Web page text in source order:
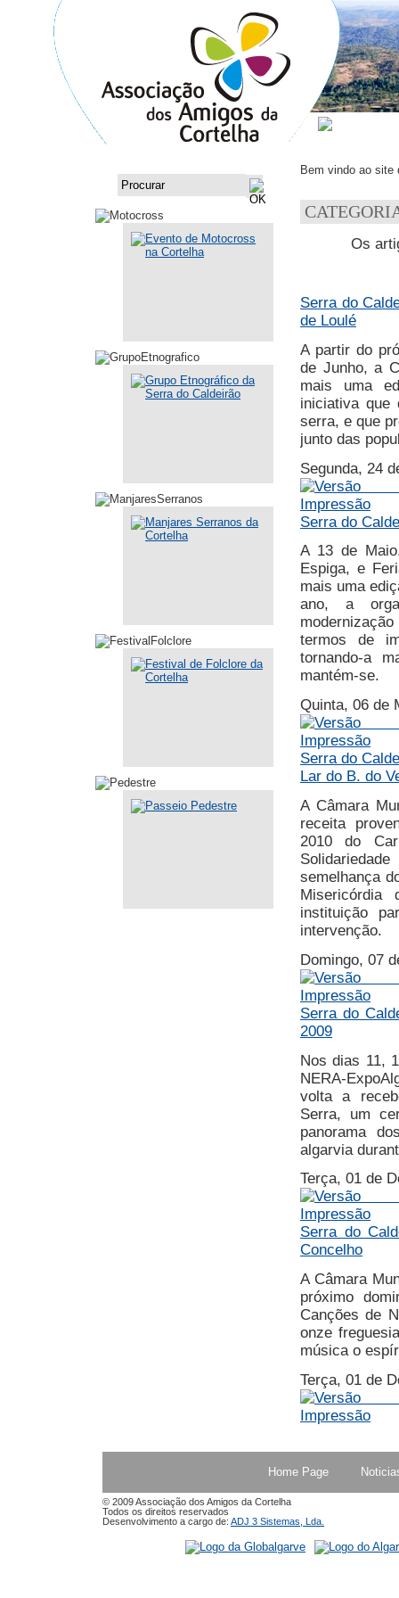
Bem vindo ao site
Os
Serra do
de Loulé
A partir do
de Junho, a
mais uma
iniciativa que
serra, e que
junto das
Segunda, 24
Serra do
A 13 de
Espiga, e
mais uma
ano, a
termos de
tornando-a
mantém-se.
Quinta, 06 de
Serra do
Lar do B. do
A Câmara
receita
2010 do
semelhança
Misericórdia
instituição
intervenção.
Domingo, 07
Serra do
2009
Nos dias 11,
NERA-
volta a
Serra, um
panorama
algarvia
Terça, 01 de
Serra do
Concelho
A Câmara
próximo
Canções de
onze
música o
Terça, 01 de
Home Page
© 2009 Associação dos Amigos da Cortelha
Todos os direitos reservados
Desenvolvimento a cargo de: ADJ 3 Sistemas, Lda.